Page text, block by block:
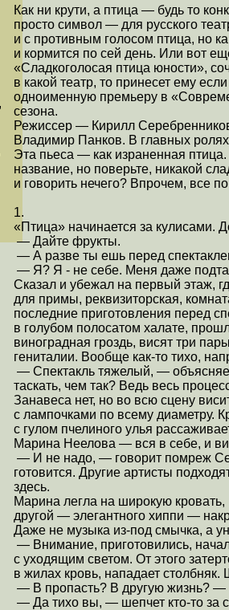
,
Как ни крути, а птица — будь то
просто символ — для русского
и с противным голосом птица, но
и кормится по сей день. Или вот
«Сладкоголосая птица юности»,
в какой театр, то принесет ему
одноименную премьеру в
сезона.
Режиссер — Кирилл
Владимир Панков. В главных
Эта пьеса — как израненная
название, но поверьте, никакой
и говорить нечего? Впрочем, все
1.
«Птица» начинается за кулисами.
— Дайте фрукты.
— А разве ты ешь перед
— Я? Я - не себе. Меня даже
Сказал и убежал на первый этаж,
для примы, реквизиторская,
последние приготовления перед
в голубом полосатом халате,
виноградная гроздь, висят три
гениталии. Вообще как-то тихо,
— Спектакль тяжелый, —
таскать, чем так? Ведь весь
Занавеса нет, но во всю сцену
с лампочками по всему диаметру.
с гулом пчелиного улья
Марина Неелова — вся в себе, и
— И не надо, — говорит помреж
готовится. Другие артисты
здесь.
Марина легла на широкую
другой — элегантного хиппи —
Даже не музыка из-под смычка, а
— Внимание, приготовились,
с уходящим светом. От этого
в жилах кровь, нападает столбняк.
— В пропасть? В другую жизнь? —
— Да тихо вы, — шепчет кто-то за